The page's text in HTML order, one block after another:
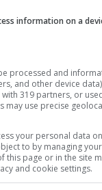
tempo
già
ed Europa
rossoblù,
nel match
era nel mirino
rossoblù
information on a
processed and
and other device
319 partners, or
may use precise
your personal data
to by managing
this page or in the site
and cookie settings.